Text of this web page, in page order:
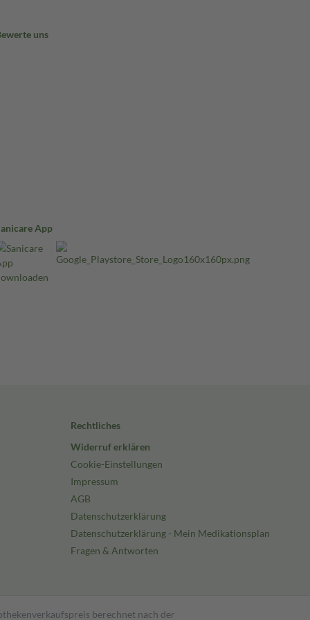
uns
App
Rechtliches
Widerruf erklären
Cookie-Einstellungen
Impressum
AGB
Datenschutzerklärung
Datenschutzerklärung - Mein Medikationsplan
Fragen & Antworten
berechnet nach der